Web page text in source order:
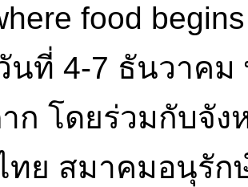
food
นที่ 4-7 ธันวาค
ก โดยร่วมกับจั
ทย สมาคมอนุรั